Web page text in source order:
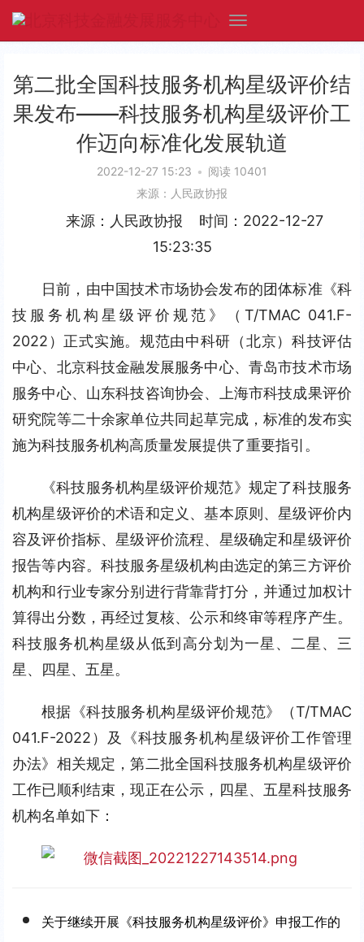
第二批全国科技服务机构星级评价结
果发布——科技服务机构星级评价工
作迈向标准化发展轨道
2022-12-27 15:23 • 阅读 10401
来源：人民政协报
来源：人民政协报    时间：2022-12-27
15:23:35
日前，由中国技术市场协会发布的团体标准《科
技服务机构星级评价规范》（T/TMAC 041.F-
2022）正式实施。规范由中科研（北京）科技评估
中心、北京科技金融发展服务中心、青岛市技术市场
服务中心、山东科技咨询协会、上海市科技成果评价
研究院等二十余家单位共同起草完成，标准的发布实
施为科技服务机构高质量发展提供了重要指引。
《科技服务机构星级评价规范》规定了科技服务
机构星级评价的术语和定义、基本原则、星级评价内
容及评价指标、星级评价流程、星级确定和星级评价
报告等内容。科技服务星级机构由选定的第三方评价
机构和行业专家分别进行背靠背打分，并通过加权计
算得出分数，再经过复核、公示和终审等程序产生。
科技服务机构星级从低到高分划为一星、二星、三
星、四星、五星。
根据《科技服务机构星级评价规范》（T/TMAC
041.F-2022）及《科技服务机构星级评价工作管理
办法》相关规定，第二批全国科技服务机构星级评价
工作已顺利结束，现正在公示，四星、五星科技服务
机构名单如下：
关于继续开展《科技服务机构星级评价》申报工作的